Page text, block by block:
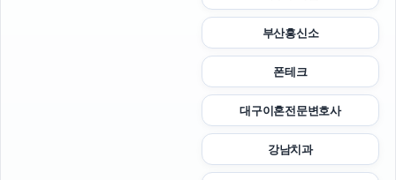
부산흥신소
폰테크
대구이혼전문변호사
강남치과